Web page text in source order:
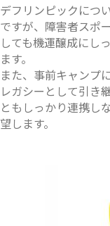
デフリンピックにつ
ですが、障害者スポ
しても機運醸成にし
ます。
また、事前キャンプ
レガシーとして引き
ともしっかり連携し
望します。